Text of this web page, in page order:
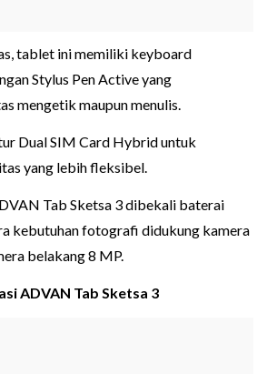
tablet ini memiliki keyboard
Stylus Pen Active yang
mengetik maupun menulis.
Dual SIM Card Hybrid untuk
yang lebih fleksibel.
Tab Sketsa 3 dibekali baterai
kebutuhan fotografi didukung kamera
belakang 8 MP.
ADVAN Tab Sketsa 3